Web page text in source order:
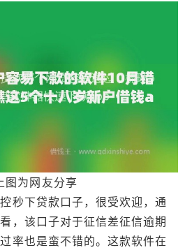
图为网友分享
秒下贷款口子，很受欢迎，通
，该口子对于征信差征信逾期
率也是蛮不错的。这款软件在